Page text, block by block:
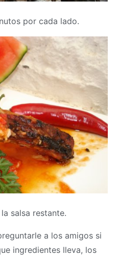
por cada lado.
salsa restante.
a los amigos si
ingredientes lleva, los